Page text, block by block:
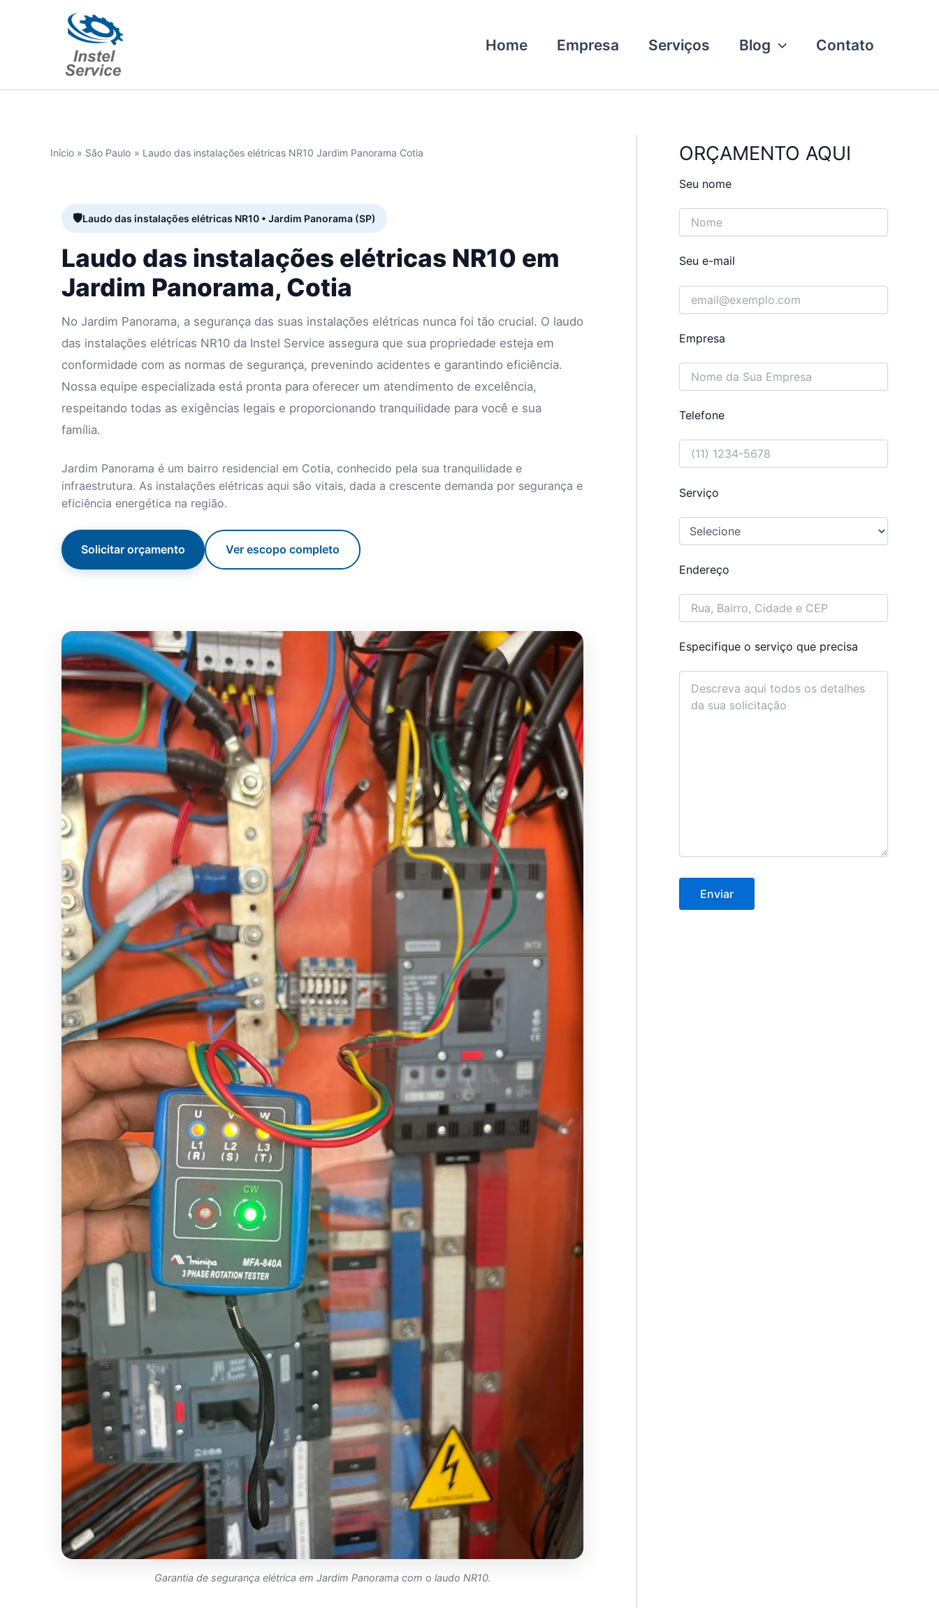
Home Empresa Serviços Blog Contato
Início São Paulo Laudo das instalações elétricas NR10 Jardim Panorama Cotia
Laudo das instalações elétricas NR10 • Jardim Panorama (SP)
Laudo das instalações elétricas NR10 em
Jardim Panorama, Cotia
No Jardim Panorama, a segurança das suas instalações elétricas nunca foi tão crucial. O laudo
das instalações elétricas NR10 da Instel Service assegura que sua propriedade esteja em
conformidade com as normas de segurança, prevenindo acidentes e garantindo eficiência.
Nossa equipe especializada está pronta para oferecer um atendimento de excelência,
respeitando todas as exigências legais e proporcionando tranquilidade para você e sua
família.
Jardim Panorama é um bairro residencial em Cotia, conhecido pela sua tranquilidade e
infraestrutura. As instalações elétricas aqui são vitais, dada a crescente demanda por segurança e
eficiência energética na região.
Solicitar orçamento Ver escopo completo
Garantia de segurança elétrica em Jardim Panorama com o laudo NR10.
ORÇAMENTO AQUI
Seu nome
Seu e-mail
Empresa
Telefone
Serviço
Endereço
Especifique o serviço que precisa